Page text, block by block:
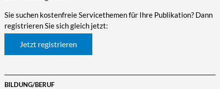
Sie suchen kostenfreie Servicethemen für Ihre Publikation? Dann
registrieren Sie sich gleich jetzt:
Jetzt registrieren
BILDUNG/BERUF